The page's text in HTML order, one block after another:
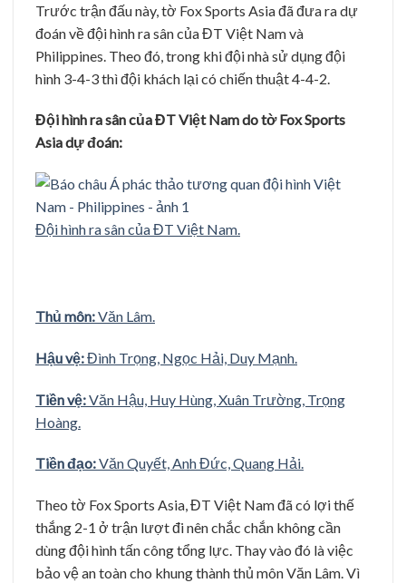
Trước trận đấu này, tờ Fox Sports Asia đã đưa ra dự
đoán về đội hình ra sân của ĐT Việt Nam và
Philippines. Theo đó, trong khi đội nhà sử dụng đội
hình 3-4-3 thì đội khách lại có chiến thuật 4-4-2.
Đội hình ra sân của ĐT Việt Nam do tờ Fox Sports
Asia dự đoán:
Đội hình ra sân của ĐT Việt Nam.
Thủ môn:Văn Lâm.
Hậu vệ:Đình Trọng, Ngọc Hải, Duy Mạnh.
Tiền vệ:Văn Hậu, Huy Hùng, Xuân Trường, Trọng
Hoàng.
Tiền đạo:Văn Quyết, Anh Đức, Quang Hải.
Theo tờ Fox Sports Asia, ĐT Việt Nam đã có lợi thế
thắng 2-1 ở trận lượt đi nên chắc chắn không cần
dùng đội hình tấn công tổng lực. Thay vào đó là việc
bảo vệ an toàn cho khung thành thủ môn Văn Lâm. Vì